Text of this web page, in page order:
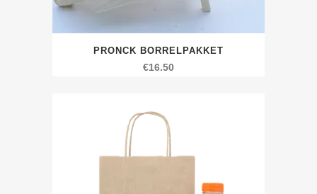
PRONCK BORRELPAKKET
€16.50